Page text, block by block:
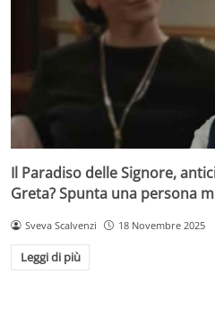
Il Paradiso delle Signore,
Greta? Spunta una persona
Sveva Scalvenzi 18 Novembre 2025
Leggi di più